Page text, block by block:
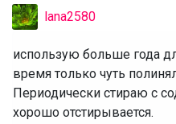
lana2580
использую больше года
время только чуть
Периодически стираю с
хорошо отстирывается.